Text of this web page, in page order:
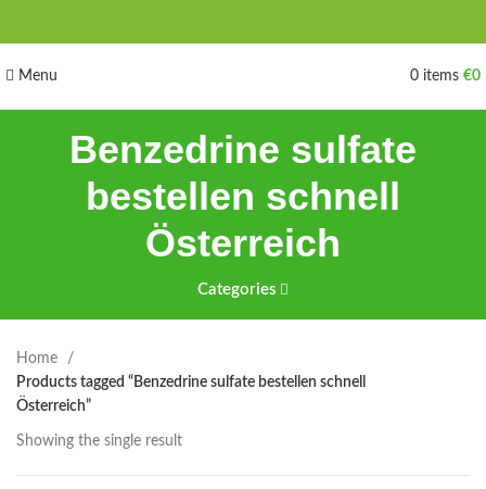
Menu 0 items €0
Benzedrine sulfate
bestellen schnell
Österreich
Categories
Home
Products tagged “Benzedrine sulfate bestellen schnell
Österreich”
Showing the single result